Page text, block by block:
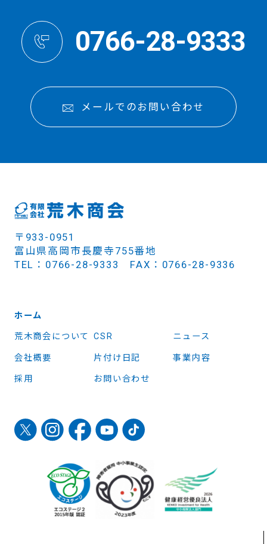
0766-28-9333
メールでのお問い合わせ
〒933-0951
富山県高岡市長慶寺755番地
TEL：0766-28-9333 FAX：0766-28-9336
ホーム
荒木商会について CSR ニュース
会社概要 片付け日記 事業内容
採用 お問い合わせ